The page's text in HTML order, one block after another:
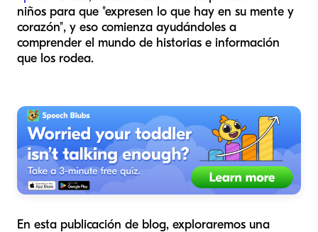
niños para que "expresen lo que hay en su mente y
corazón", y eso comienza ayudándoles a
comprender el mundo de historias e información
que los rodea.
En esta publicación de blog, exploraremos una